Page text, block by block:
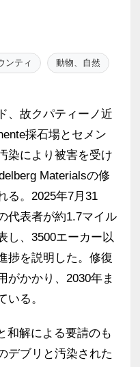
ンティ
動物、自然
、故クパティーノ近
採石場とセメン
染により被害を受け
Materialsの修
る。2025年7月31
代表者が約1.7マイル
し、3500エーカー以
捗を説明した。修復
がかかり、2030年ま
いる。
和解による要請のも
デブリと汚染された